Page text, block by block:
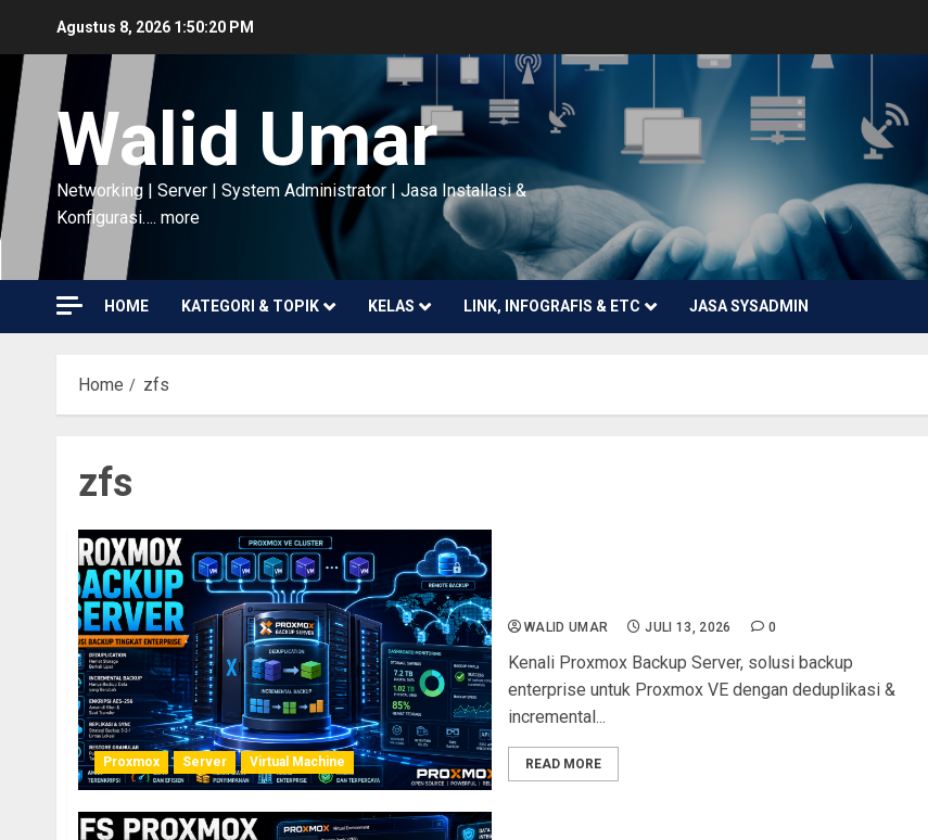
content
Agustus 8, 2026 1:50:21 PM
Walid Umar
Networking | Server | System Administrator | Jasa Installasi &
Konfigurasi…. more
HOME KATEGORI & TOPIK KELAS LINK, INFOGRAFIS & ETC JASA SYSADMIN
Home zfs
zfs
Proxmox Server Virtual Machine
WALID UMAR JULI 13, 2026 0
Kenali Proxmox Backup Server, solusi backup
enterprise untuk Proxmox VE dengan deduplikasi &
incremental...
READ MORE